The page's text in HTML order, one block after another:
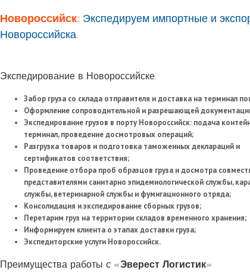
Новороссийск: Экспедируем импортные и
Новороссийска.
Экспедирование в Новороссийске:
Забор груза со склада отправителя и доставка на терминал
Оформление сопроводительной и разрешающей
Экспедирование грузов в порту Новороссийск: подача
терминал, проведение досмотровых операций;
Разгрузка товаров и подготовка таможенных деклараций и
сертификатов соответствия;
Проведение отбора проб образцов груза и досмотра
представителями санитарно эпидемиологической службы,
службы, ветеринарной службы и фумигационного отряда;
Консолидация и экспедирование сборных грузов;
Перетарим груз на территории складов временного хранения;
Информируем клиента о этапах доставки груза;
Экспедиторские услуги Новороссийск.
Преимущества работы с «Эверест Логистик»